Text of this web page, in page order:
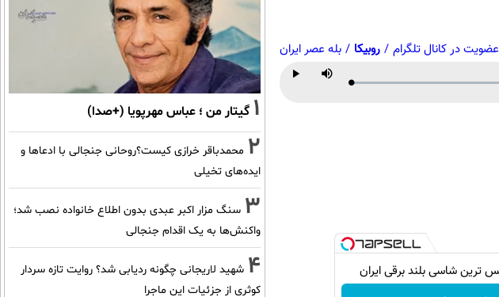
عضویت در کانال تلگرام / روبیکا / بله عصر ایران
Loaded:
Progress:
1 گیتار من ؛ عباس مهرپویا (+صدا)
2 محمدباقر خرازی کیست؟روحانی جنجالی با ادعاها و
ایده‌های تخیلی
3 سنگ مزار اکبر عبدی بدون اطلاع خانواده نصب شد؛
واکنش‌ها به یک اقدام جنجالی
4 شهید لاریجانی چگونه ردیابی شد؟ روایت تازه سردار
کوثری از جزئیات این ماجرا